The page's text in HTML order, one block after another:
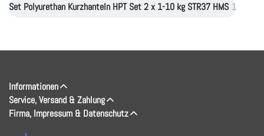
Set Polyurethan Kurzhanteln HPT Set 2 x 1-10 kg STR37 HMS 1
Informationen
Service, Versand & Zahlung
Firma, Impressum & Datenschutz